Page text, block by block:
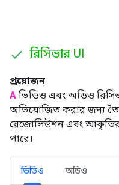
রিসিভার UI
প্রয়োজন
A ভিডিও এবং অডিও
অভিযোজিত করার জন্য
রেজোলিউশন এবং আকৃতির
পারে।
ভিডিও অডিও